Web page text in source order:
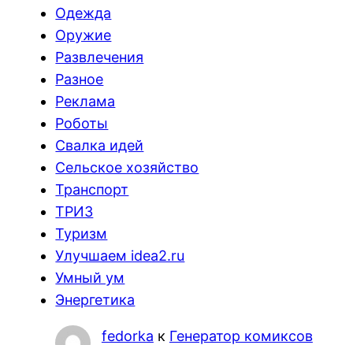
Одежда
Оружие
Развлечения
Разное
Реклама
Роботы
Свалка идей
Сельское хозяйство
Транспорт
ТРИЗ
Туризм
Улучшаем idea2.ru
Умный ум
Энергетика
fedorka к Генератор комиксов